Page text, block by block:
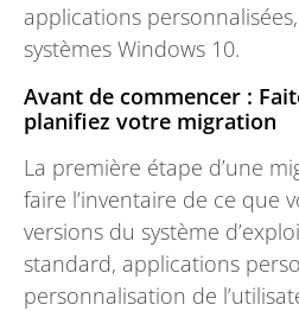
applications
systèmes Windows 10.
Avant de commencer :
planifiez votre migration
La première étape d’une
faire l’inventaire de ce que
versions du système
standard, applications
personnalisation de